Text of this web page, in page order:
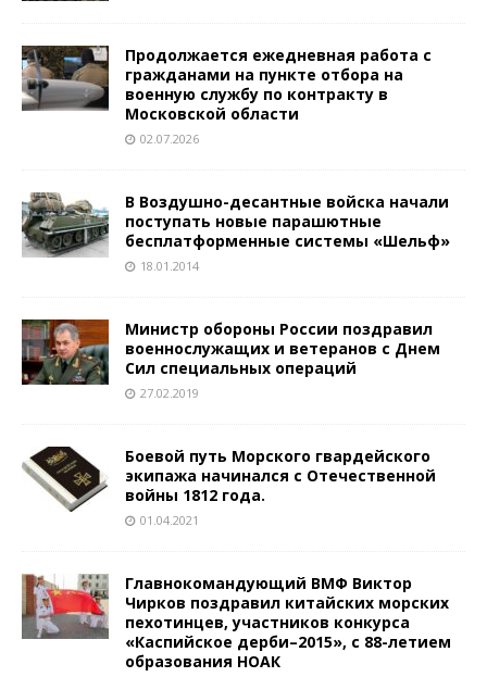
Продолжается ежедневная работа с
гражданами на пункте отбора на
военную службу по контракту в
Московской области
02.07.2026
В Воздушно-десантные войска начали
поступать новые парашютные
бесплатформенные системы «Шельф»
18.01.2014
Министр обороны России поздравил
военнослужащих и ветеранов с Днем
Сил специальных операций
27.02.2019
Боевой путь Морского гвардейского
экипажа начинался с Отечественной
войны 1812 года.
01.04.2021
Главнокомандующий ВМФ Виктор
Чирков поздравил китайских морских
пехотинцев, участников конкурса
«Каспийское дерби–2015», с 88-летием
образования НОАК